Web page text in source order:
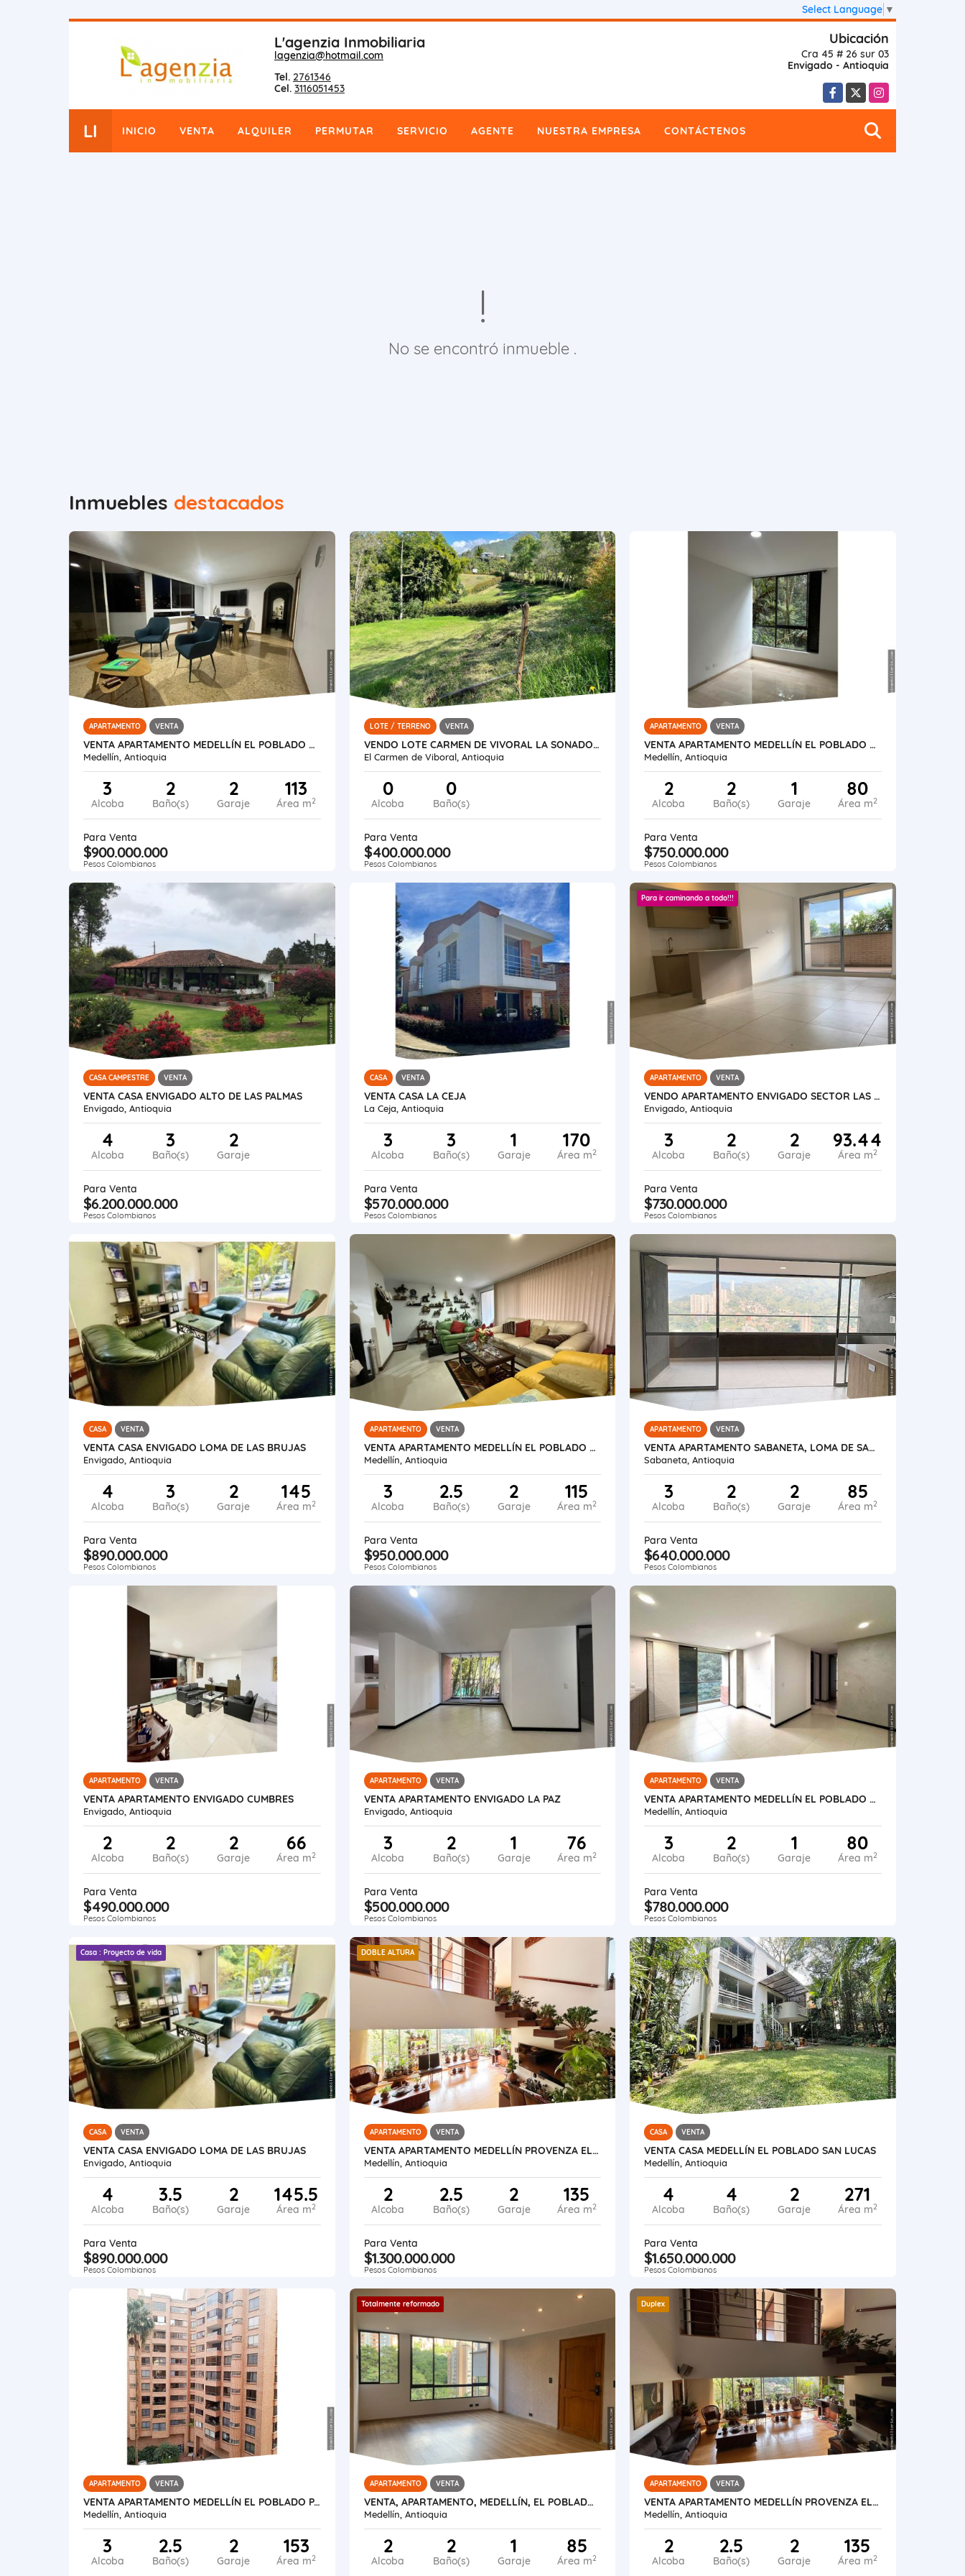
Select Language ▼
L'agenzia Inmobiliaria
lagenzia@hotmail.com
Tel. 2761346
Cel. 3116051453
Ubicación
Cra 45 # 26 sur 03
Envigado - Antioquia
Facebook
X Instagram
LI INICIO VENTA ALQUILER PERMUTAR SERVICIO AGENTE NUESTRA EMPRESA CONTÁCTENOS
No se encontró inmueble .
Inmuebles destacados
APARTAMENTO VENTA
VENTA APARTAMENTO MEDELLÍN EL POBLADO PROVENZA
Medellín, Antioquia
3
Alcoba
2
Baño(s)
2
Garaje
113
Área m2
Para Venta
$900.000.000
Pesos Colombianos
LOTE / TERRENO VENTA
VENDO LOTE CARMEN DE VIVORAL LA SONADORA
El Carmen de Viboral, Antioquia
0
Alcoba
0
Baño(s)
Para Venta
$400.000.000
Pesos Colombianos
APARTAMENTO VENTA
VENTA APARTAMENTO MEDELLÍN EL POBLADO EL TESORO
Medellín, Antioquia
2
Alcoba
2
Baño(s)
1
Garaje
80
Área m2
Para Venta
$750.000.000
Pesos Colombianos
CASA CAMPESTRE VENTA
VENTA CASA ENVIGADO ALTO DE LAS PALMAS
Envigado, Antioquia
4
Alcoba
3
Baño(s)
2
Garaje
Para Venta
$6.200.000.000
Pesos Colombianos
CASA VENTA
VENTA CASA LA CEJA
La Ceja, Antioquia
3
Alcoba
3
Baño(s)
1
Garaje
170
Área m2
Para Venta
$570.000.000
Pesos Colombianos
Para ir caminando a todo!!!
APARTAMENTO VENTA
VENDO APARTAMENTO ENVIGADO SECTOR LAS VEGAS VIVA ENVIGADO
Envigado, Antioquia
3
Alcoba
2
Baño(s)
2
Garaje
93.44
Área m2
Para Venta
$730.000.000
Pesos Colombianos
CASA VENTA
VENTA CASA ENVIGADO LOMA DE LAS BRUJAS
Envigado, Antioquia
4
Alcoba
3
Baño(s)
2
Garaje
145
Área m2
Para Venta
$890.000.000
Pesos Colombianos
APARTAMENTO VENTA
VENTA APARTAMENTO MEDELLÍN EL POBLADO CASTROPOL
Medellín, Antioquia
3
Alcoba
2.5
Baño(s)
2
Garaje
115
Área m2
Para Venta
$950.000.000
Pesos Colombianos
APARTAMENTO VENTA
VENTA APARTAMENTO SABANETA, LOMA DE SAN JOSÉ
Sabaneta, Antioquia
3
Alcoba
2
Baño(s)
2
Garaje
85
Área m2
Para Venta
$640.000.000
Pesos Colombianos
APARTAMENTO VENTA
VENTA APARTAMENTO ENVIGADO CUMBRES
Envigado, Antioquia
2
Alcoba
2
Baño(s)
2
Garaje
66
Área m2
Para Venta
$490.000.000
Pesos Colombianos
APARTAMENTO VENTA
VENTA APARTAMENTO ENVIGADO LA PAZ
Envigado, Antioquia
3
Alcoba
2
Baño(s)
1
Garaje
76
Área m2
Para Venta
$500.000.000
Pesos Colombianos
APARTAMENTO VENTA
VENTA APARTAMENTO MEDELLÍN EL POBLADO LOMA MARIANITO
Medellín, Antioquia
3
Alcoba
2
Baño(s)
1
Garaje
80
Área m2
Para Venta
$780.000.000
Pesos Colombianos
Casa : Proyecto de vida
CASA VENTA
VENTA CASA ENVIGADO LOMA DE LAS BRUJAS
Envigado, Antioquia
4
Alcoba
3.5
Baño(s)
2
Garaje
145.5
Área m2
Para Venta
$890.000.000
Pesos Colombianos
DOBLE ALTURA
APARTAMENTO VENTA
VENTA APARTAMENTO MEDELLÍN PROVENZA EL POBLADO
Medellín, Antioquia
2
Alcoba
2.5
Baño(s)
2
Garaje
135
Área m2
Para Venta
$1.300.000.000
Pesos Colombianos
CASA VENTA
VENTA CASA MEDELLÍN EL POBLADO SAN LUCAS
Medellín, Antioquia
4
Alcoba
4
Baño(s)
2
Garaje
271
Área m2
Para Venta
$1.650.000.000
Pesos Colombianos
APARTAMENTO VENTA
VENTA APARTAMENTO MEDELLÍN EL POBLADO PATIO BONITO
Medellín, Antioquia
3
Alcoba
2.5
Baño(s)
2
Garaje
153
Área m2
Totalmente reformado
APARTAMENTO VENTA
VENTA, APARTAMENTO, MEDELLÍN, EL POBLADO, VIZCAYA
Medellín, Antioquia
2
Alcoba
2
Baño(s)
1
Garaje
85
Área m2
Duplex
APARTAMENTO VENTA
VENTA APARTAMENTO MEDELLÍN PROVENZA EL POBLADO
Medellín, Antioquia
2
Alcoba
2.5
Baño(s)
2
Garaje
135
Área m2